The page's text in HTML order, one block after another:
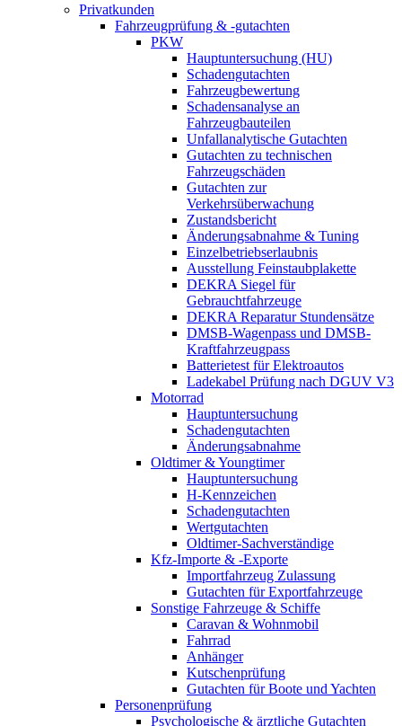
Privatkunden
Fahrzeugprüfung & -gutachten
PKW
Hauptuntersuchung (HU)
Schadengutachten
Fahrzeugbewertung
Schadensanalyse an
Fahrzeugbauteilen
Unfallanalytische Gutachten
Gutachten zu technischen
Fahrzeugschäden
Gutachten zur
Verkehrsüberwachung
Zustandsbericht
Änderungsabnahme & Tuning
Einzelbetriebserlaubnis
Ausstellung Feinstaubplakette
DEKRA Siegel für
Gebrauchtfahrzeuge
DEKRA Reparatur Stundensätze
DMSB-Wagenpass und DMSB-
Kraftfahrzeugpass
Batterietest für Elektroautos
Ladekabel Prüfung nach DGUV V3
Motorrad
Hauptuntersuchung
Schadengutachten
Änderungsabnahme
Oldtimer & Youngtimer
Hauptuntersuchung
H-Kennzeichen
Schadengutachten
Wertgutachten
Oldtimer-Sachverständige
Kfz-Importe & -Exporte
Importfahrzeug Zulassung
Gutachten für Exportfahrzeuge
Sonstige Fahrzeuge & Schiffe
Caravan & Wohnmobil
Fahrrad
Anhänger
Kutschenprüfung
Gutachten für Boote und Yachten
Personenprüfung
Psychologische & ärztliche Gutachten